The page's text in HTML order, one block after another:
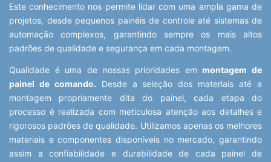
Este conhecimento nos permite lidar com uma ampla gama de
projetos, desde pequenos painéis de controle até sistemas de
automação complexos, garantindo sempre os mais altos
padrões de qualidade e segurança em cada montagem.
Qualidade é uma de nossas prioridades em montagem de
painel de comando. Desde a seleção dos materiais até a
montagem propriamente dita do painel, cada etapa do
processo é realizada com meticulosa atenção aos detalhes e
rigorosos padrões de qualidade. Utilizamos apenas os melhores
materiais e componentes disponíveis no mercado, garantindo
assim a confiabilidade e durabilidade de cada painel de